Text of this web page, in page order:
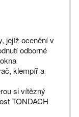
jejíž ocenění v
odborné
klempíř a
si vítězný
TONDACH